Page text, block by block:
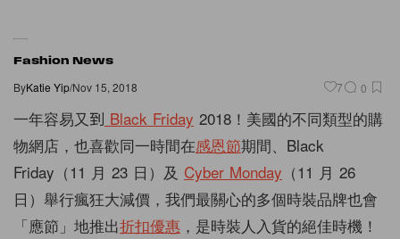
Fashion News
ByKatie Yip/Nov 15, 2018 7 0
一年容易又到 Black Friday 2018 ！美國的不同類型的購
物網店，也喜歡同一時間在感恩節期間、Black
Friday（11 月 23 日）及 Cyber Monday （11 月 26
日）舉行瘋狂大減價，我們最關心的多個時裝品牌也會
「應節」地推出折扣優惠 ，是時裝人入貨的絕佳時機！